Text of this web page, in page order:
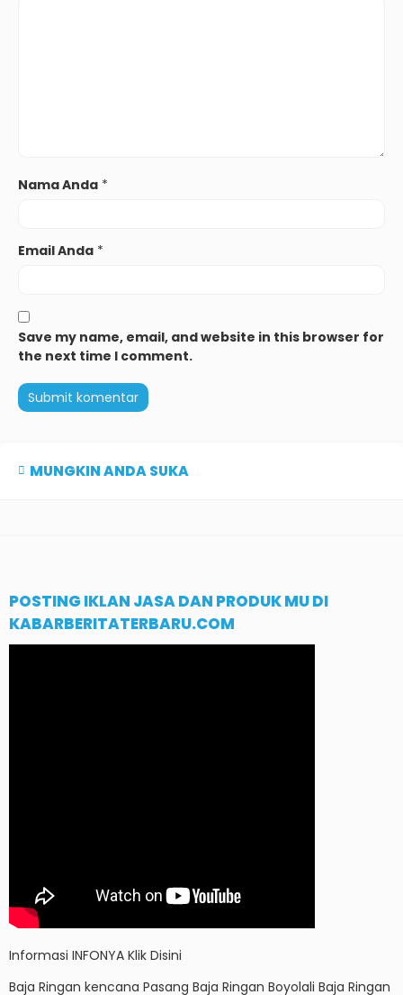
Nama Anda *
Email Anda *
Save my name, email, and website in this browser for
the next time I comment.
MUNGKIN ANDA SUKA
POSTING IKLAN JASA DAN PRODUK MU DI
KABARBERITATERBARU.COM
Informasi INFONYA Klik Disini
Baja Ringan kencana Pasang Baja Ringan Boyolali Baja Ringan